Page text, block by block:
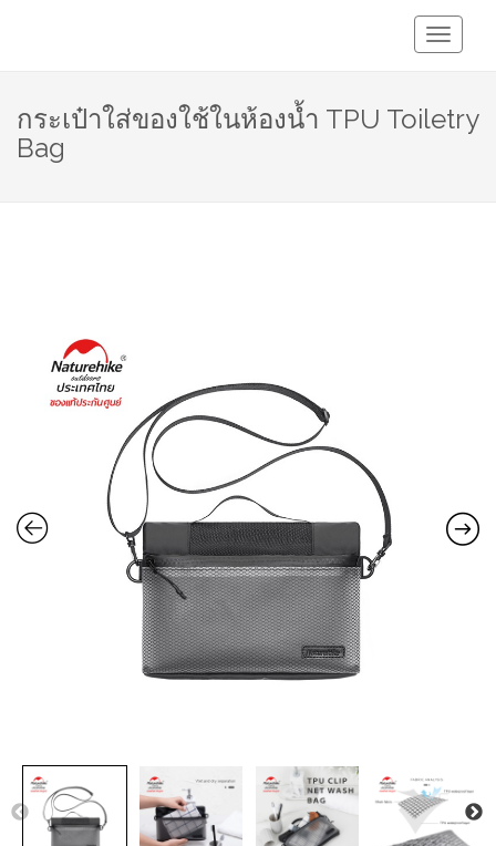
Toggle
กระเป๋าใส่ของใช้ในห้องน้ำ TPU Toiletry
Bag